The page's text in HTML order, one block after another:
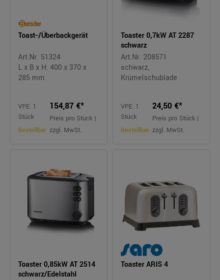
Toast-/Überbackgerät
Art.Nr. 51324
L x B x H: 400 x 370 x
285 mm
VPE: 1
Stück
Bestellbar
154,87 €*
Preis pro Stück |
zzgl. MwSt.
Toaster 0,7kW AT 2287
schwarz
Art.Nr. 208571
schwarz,
Krümelschublade
VPE: 1
Stück
Bestellbar
24,50 €*
Preis pro Stück |
zzgl. MwSt.
Toaster 0,85kW AT 2514
schwarz/Edelstahl
Toaster ARIS 4